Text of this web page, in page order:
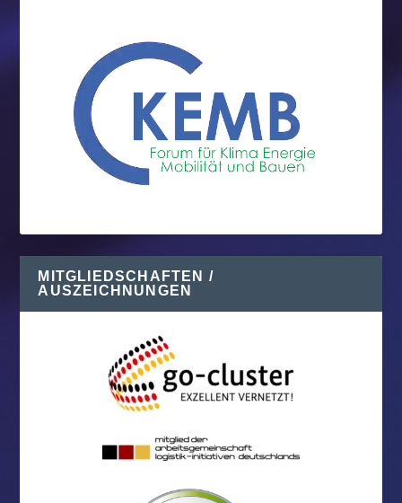
MITGLIEDSCHAFTEN /
AUSZEICHNUNGEN